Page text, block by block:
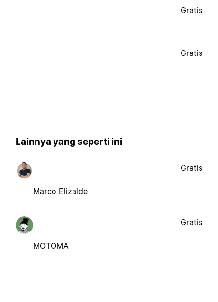
Gratis
Gratis
Lainnya yang seperti ini
Marco Elizalde
Gratis
MOTOMA
Gratis